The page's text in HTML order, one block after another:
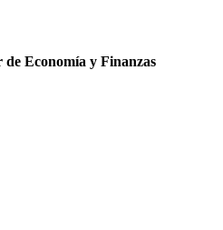
Economía y Finanzas